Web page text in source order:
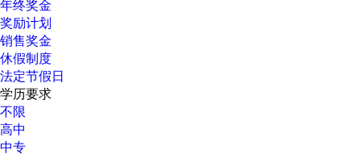
年终奖金
奖励计划
销售奖金
休假制度
法定节假日
学历要求
不限
高中
中专